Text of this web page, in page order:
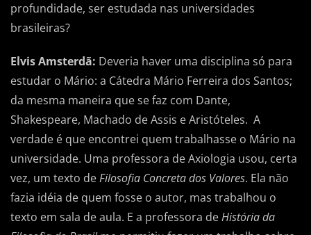
profundidade, ser estudada nas universidades
brasileiras?
Elvis Amsterdã: Deveria haver uma disciplina só para
estudar o Mário: a Cátedra Mário Ferreira dos Santos;
da mesma maneira que se faz com Dante,
Shakespeare, Machado de Assis e Aristóteles. A
verdade é que encontrei quem trabalhasse o Mário na
universidade. Uma professora de Axiologia usou, certa
vez, um texto deFilosofia Concreta dos Valores. Ela não
fazia idéia de quem fosse o autor, mas trabalhou o
texto em sala de aula. E a professora deHistória da